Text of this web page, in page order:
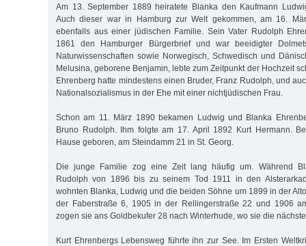
Am 13. September 1889 heiratete Blanka den Kaufmann
Auch dieser war in Hamburg zur Welt gekommen, am 16.
ebenfalls aus einer jüdischen Familie. Sein Vater Rudolph
1861 den Hamburger Bürgerbrief und war beeidigter
Naturwissenschaften sowie Norwegisch, Schwedisch und
Melusina, geborene Benjamin, lebte zum Zeitpunkt der Hochzeit
Ehrenberg hatte mindestens einen Bruder, Franz Rudolph, und
Nationalsozialismus in der Ehe mit einer nichtjüdischen Frau.
Schon am 11. März 1890 bekamen Ludwig und Blanka
Bruno Rudolph. Ihm folgte am 17. April 1892 Kurt Hermann.
Hause geboren, am Steindamm 21 in St. Georg.
Die junge Familie zog eine Zeit lang häufig um. Während
Rudolph von 1896 bis zu seinem Tod 1911 in den
wohnten Blanka, Ludwig und die beiden Söhne um 1899 in der
der Faberstraße 6, 1905 in der Rellingerstraße 22 und 1906
zogen sie ans Goldbekufer 28 nach Winterhude, wo sie die
Kurt Ehrenbergs Lebensweg führte ihn zur See. Im Ersten